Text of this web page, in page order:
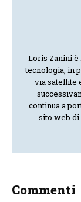
Loris Zanini è
tecnologia, in
via satellite
continua a
sito web di
Commenti